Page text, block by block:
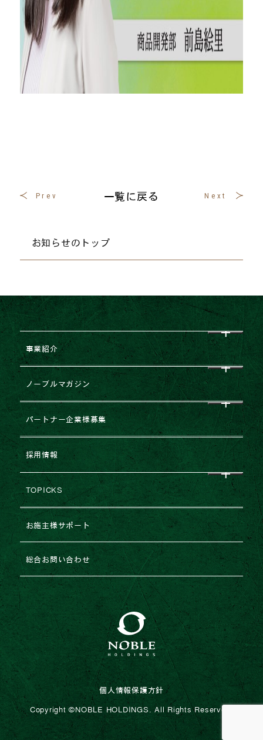
Prev 一覧に戻る Next
お知らせのトップ
事業紹介
CEO挨拶
企業理念
会社概要
グループ企業一覧
沿革・変遷
ESGの取り組み
ノーブルマガジン
すべて
NEWS
レポート
パートナー企業様募集
企業提携・M&Aのご相談
建築協力業者様募集
不動産売却
法人のお客様専用お問い合わせ
採用情報
TOPICKS
2026年
2025年
2024年
2023年
お施主様サポート
総合お問い合わせ
個人情報保護方針
Copyright ©︎NOBLE HOLDINGS. All Rights Reserved.